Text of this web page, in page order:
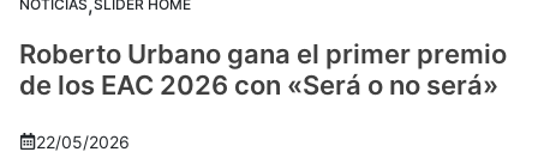
NOTICIAS SLIDER HOME
Roberto Urbano gana el primer premio
de los EAC 2026 con «Será o no será»
22/05/2026